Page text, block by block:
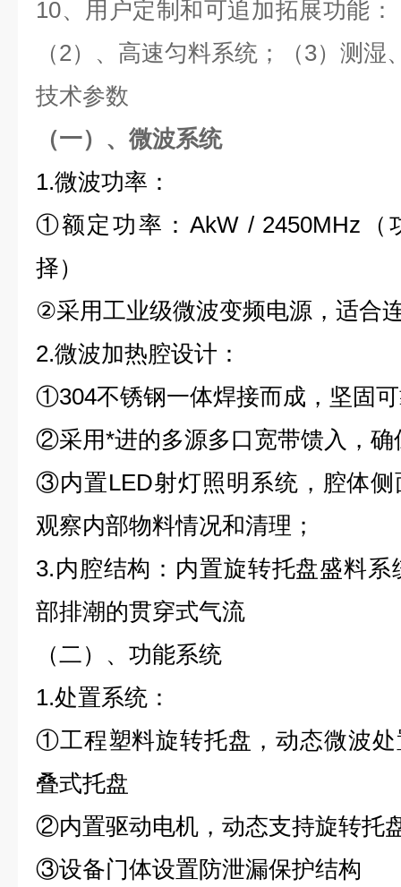
10、用户定制和可追加拓展功能
（2）、高速匀料系统；（3）测湿
技术参数
（一）、微波系统
1.微波功率：
①额定功率：AkW / 2450MHz（
择）
②采用工业级微波变频电源，适合
2.微波加热腔设计：
①304不锈钢一体焊接而成，坚固
②采用*进的多源多口宽带馈入，
③内置LED射灯照明系统，腔体
观察内部物料情况和清理；
3.内腔结构：内置旋转托盘盛料
部排潮的贯穿式气流
（二）、功能系统
1.处置系统：
①工程塑料旋转托盘，动态微波
叠式托盘
②内置驱动电机，动态支持旋转托
③设备门体设置防泄漏保护结构